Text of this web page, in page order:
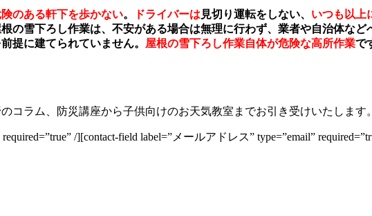
のある軒下を歩かない。 ドライバーは 見切り運転をしない、 いつも以上
の雪下ろし作業は、不安がある場合は無理に行わず、業者や自治体な
提に建てられていません。 屋根の雪下ろし作業自体が危険な高所作業で
コラム、防災講座から子供向けのお天気教室までお引き受けいたします
/][contact-field label=”メールアドレス” type=”email”